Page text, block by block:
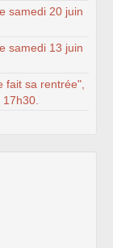
samedi 20 juin
samedi 13 juin
fait sa rentrée",